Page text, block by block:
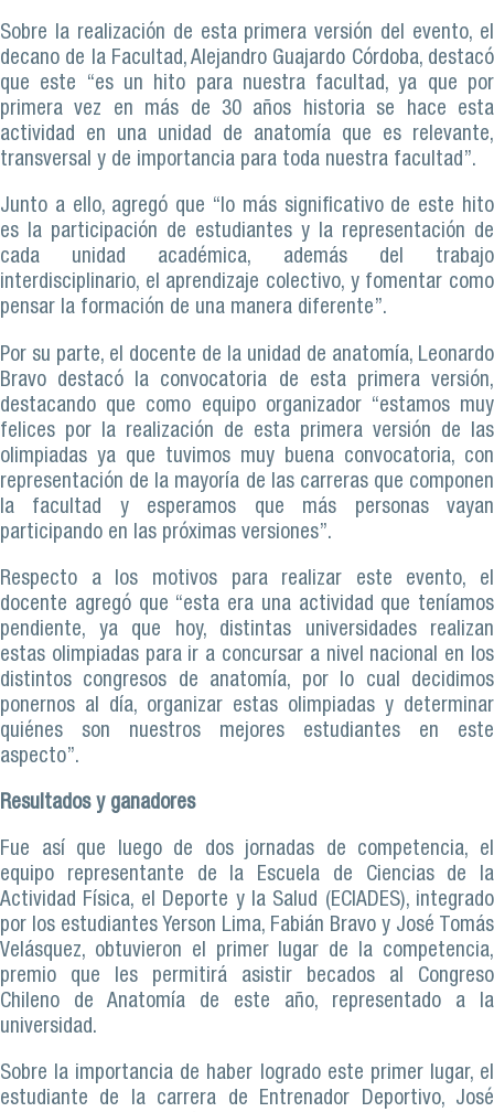
Sobre la realización de esta primera versión del evento, el
decano de la Facultad, Alejandro Guajardo Córdoba, destacó
que este “es un hito para nuestra facultad, ya que por
primera vez en más de 30 años historia se hace esta
actividad en una unidad de anatomía que es relevante,
transversal y de importancia para toda nuestra facultad”.
Junto a ello, agregó que “lo más significativo de este hito
es la participación de estudiantes y la representación de
cada unidad académica, además del trabajo
interdisciplinario, el aprendizaje colectivo, y fomentar como
pensar la formación de una manera diferente”.
Por su parte, el docente de la unidad de anatomía, Leonardo
Bravo destacó la convocatoria de esta primera versión,
destacando que como equipo organizador “estamos muy
felices por la realización de esta primera versión de las
olimpiadas ya que tuvimos muy buena convocatoria, con
representación de la mayoría de las carreras que componen
la facultad y esperamos que más personas vayan
participando en las próximas versiones”.
Respecto a los motivos para realizar este evento, el
docente agregó que “esta era una actividad que teníamos
pendiente, ya que hoy, distintas universidades realizan
estas olimpiadas para ir a concursar a nivel nacional en los
distintos congresos de anatomía, por lo cual decidimos
ponernos al día, organizar estas olimpiadas y determinar
quiénes son nuestros mejores estudiantes en este
aspecto”.
Resultados y ganadores
Fue así que luego de dos jornadas de competencia, el
equipo representante de la Escuela de Ciencias de la
Actividad Física, el Deporte y la Salud (ECIADES), integrado
por los estudiantes Yerson Lima, Fabián Bravo y José Tomás
Velásquez, obtuvieron el primer lugar de la competencia,
premio que les permitirá asistir becados al Congreso
Chileno de Anatomía de este año, representado a la
universidad.
Sobre la importancia de haber logrado este primer lugar, el
estudiante de la carrera de Entrenador Deportivo, José